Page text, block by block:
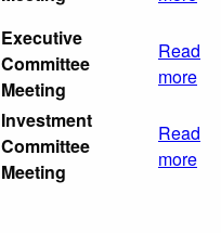
Executive
Committee
Meeting
Read
more
Investment
Committee
Meeting
Read
more